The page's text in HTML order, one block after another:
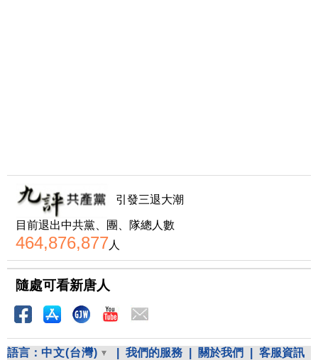
引發三退大潮
目前退出中共黨、團、隊總人數
464,876,877人
隨處可看新唐人
語言： 中文(台灣) 我們的服務 關於我們 客服資訊